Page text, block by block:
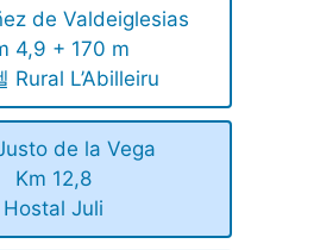
de Valdeiglesias
4,9 + 170 m
Rural L’Abilleiru
de la Vega
Km 12,8
Hostal Juli